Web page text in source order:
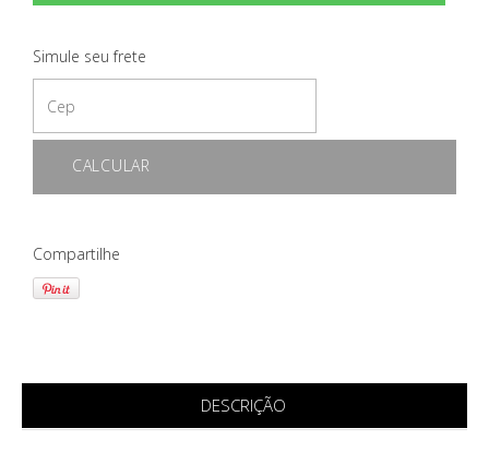
Simule seu frete
CALCULAR
Compartilhe
DESCRIÇÃO